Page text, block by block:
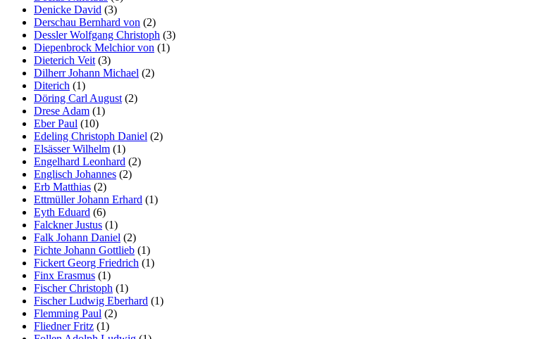
Denicke David (3)
Derschau Bernhard von (2)
Dessler Wolfgang Christoph (3)
Diepenbrock Melchior von (1)
Dieterich Veit (3)
Dilherr Johann Michael (2)
Diterich (1)
Döring Carl August (2)
Drese Adam (1)
Eber Paul (10)
Edeling Christoph Daniel (2)
Elsässer Wilhelm (1)
Engelhard Leonhard (2)
Englisch Johannes (2)
Erb Matthias (2)
Ettmüller Johann Erhard (1)
Eyth Eduard (6)
Falckner Justus (1)
Falk Johann Daniel (2)
Fichte Johann Gottlieb (1)
Fickert Georg Friedrich (1)
Finx Erasmus (1)
Fischer Christoph (1)
Fischer Ludwig Eberhard (1)
Flemming Paul (2)
Fliedner Fritz (1)